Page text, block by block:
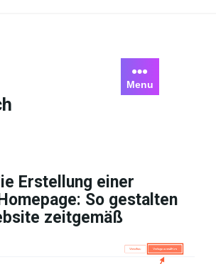
Menu
Erstellung einer
So gestalten
zeitgemäß